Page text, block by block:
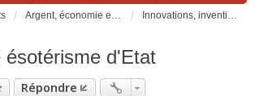
Argent, économie et finance. Alimentation et agriculture. Développement durable, pollution de l'air et catastrophes. Gestion des déchets. Innovations, inventions, brevets et idées pour le développement durable
ésotérisme d'Etat
Répondre